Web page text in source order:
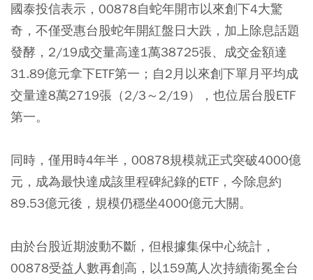
國泰投信表示，00878自蛇年開市以來創下4大驚
奇，不僅受惠台股蛇年開紅盤日大跌，加上除息話題
發酵，2/19成交量高達1萬38725張、成交金額達
31.89億元拿下ETF第一；自2月以來創下單月平均成
交量達8萬2719張（2/3～2/19），也位居台股ETF
第一。
同時，僅用時4年半，00878規模就正式突破4000億
元，成為最快達成該里程碑紀錄的ETF，今除息約
89.53億元後，規模仍穩坐4000億元大關。
由於台股近期波動不斷，但根據集保中心統計，
00878受益人數再創高，以159萬人次持續衛冕全台